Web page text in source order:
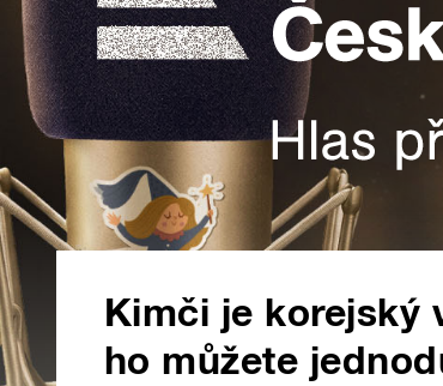
Kimči je korejský
ho můžete